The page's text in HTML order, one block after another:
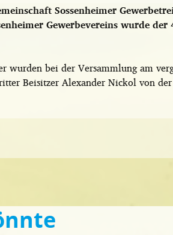
Sossenheimer
Gewerbevereins wurde der
wurden bei der Versammlung am
Beisitzer Alexander Nickol von